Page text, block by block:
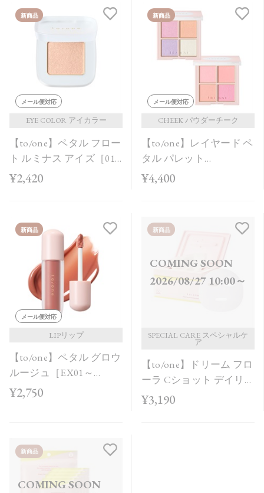
価格が安い
レビューが多い順
レビュー評価が高い順
人気順
新商品
メール便対応
EYE COLOR アイカラー
【to/one】ペタル フロー
ト ルミナス アイズ［01
～04］＜2026 AW
¥2,420
新商品
メール便対応
CHEEK パウダーチーク
【to/one】レイヤード ペ
タル パレット
［EX03,EX04］＜2026
¥4,400
新商品
メール便対応
LIPリップ
【to/one】ペタル グロウ
ルージュ［EX01～
EX04］＜2026 AW
¥2,750
COMING SOON
2026/08/27 10:00～
新商品
SPECIAL CARE スペシャルケ
ア
【to/one】ドリーム フロ
ーラ Cショット デイリー
マスク 20枚入
¥3,190
COMING SOON
新商品